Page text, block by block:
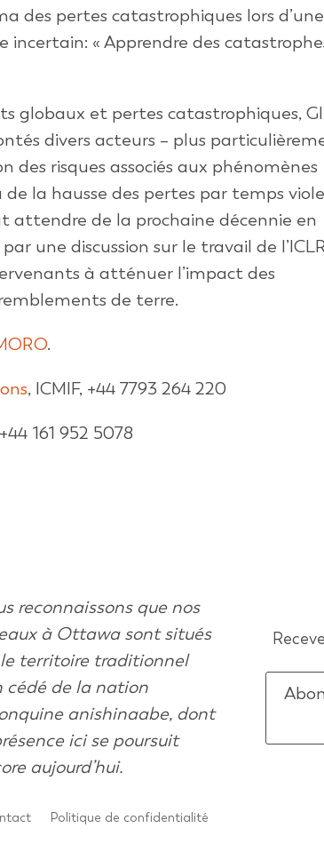
des pertes catastrophiques lors d’une
incertain: « Apprendre des
globaux et pertes catastrophiques,
divers acteurs – plus
des risques associés aux phénomènes
la hausse des pertes par temps
attendre de la prochaine décennie en
une discussion sur le travail de
à atténuer l’impact des
de terre.
.
, ICMIF, +44 7793 264 220
161 952 5078
reconnaissons que nos
à Ottawa sont situés
territoire traditionnel
cédé de la nation
anishinaabe, dont
ici se poursuit
aujourd’hui.
Politique de confidentialité